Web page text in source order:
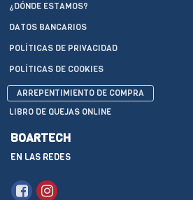
¿DÓNDE ESTAMOS?
DATOS BANCARIOS
POLÍTICAS DE PRIVACIDAD
POLÍTICAS DE COOKIES
ARREPENTIMIENTO DE COMPRA
LIBRO DE QUEJAS ONLINE
BOARTECH
EN LAS REDES